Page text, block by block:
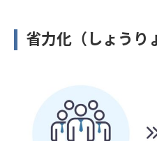
省力化（しょうり